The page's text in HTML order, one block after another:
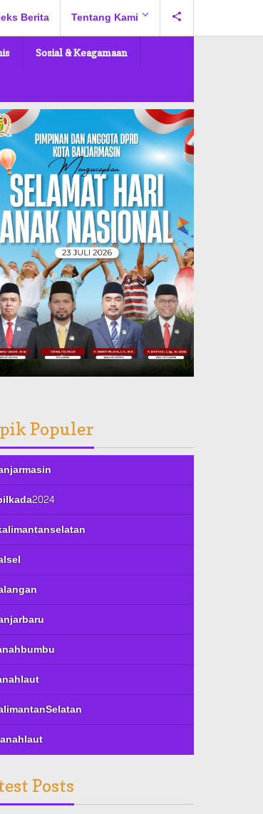
Berita Tentang Kami
Sosial & Keagamaan
Populer
Posts